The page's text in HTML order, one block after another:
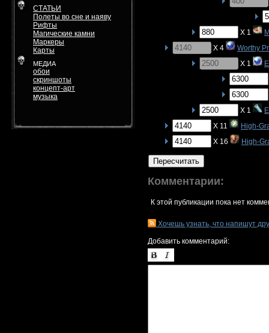
СТАТЬИ
Полеты во сне и наяву
Рифты
Магические камни
Маркеры
Карты
МЕДИА
обои
скриншоты
концепт-арт
музыка
X 1
X 4
Worthy
X 1
X 1
X 11
High-
X 16
High-
Пересчитать
Комментарии:
К этой публикации пока нет
Хочешь узнать, что напишут
Добавить комментарий: